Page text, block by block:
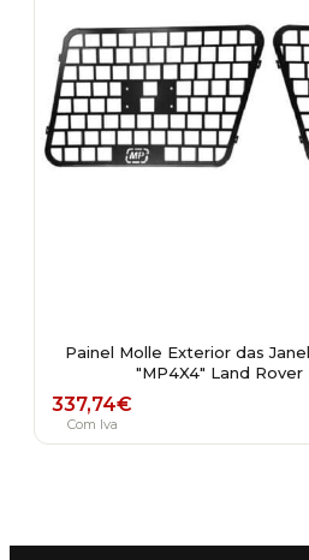
Painel Molle Exterior das
"MP4X4" Land Rover
337,74€
Com Iva